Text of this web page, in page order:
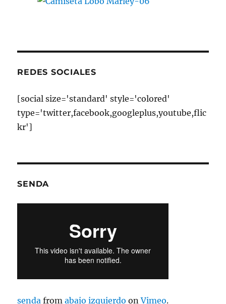
REDES SOCIALES
[social size='standard' style='colored'
type='twitter,facebook,googleplus,youtube,flic
kr']
SENDA
senda fromabajo izquierdo onVimeo.